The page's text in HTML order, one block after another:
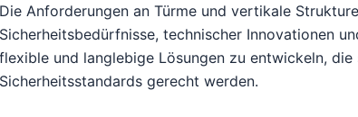
Die Anforderungen an Türme und vertikale
Sicherheitsbedürfnisse, technischer Innovationen
flexible und langlebige Lösungen zu entwickeln,
Sicherheitsstandards gerecht werden.